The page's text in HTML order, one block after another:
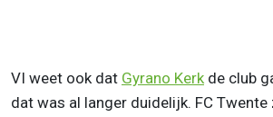
VI weet ook dat Gyrano Kerkde club
dat was al langer duidelijk. FC Twente